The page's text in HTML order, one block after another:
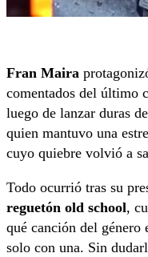
Fran Maira
comentados del último
luego de lanzar duras
quien mantuvo una
cuyo quiebre volvió a
Todo ocurrió tras su
reguetón old school,
qué canción del género
solo con una. Sin